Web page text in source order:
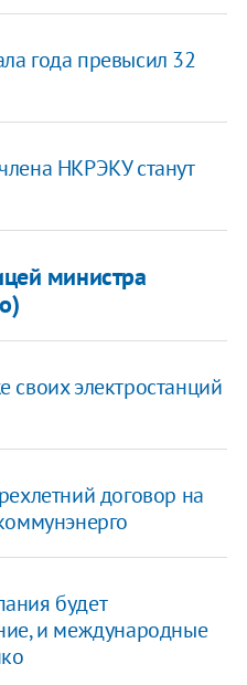
года превысил 32
НКРЭКУ станут
министра
электростанций
договор на
будет
и международные